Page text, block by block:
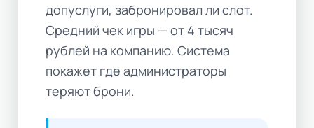
допуслуги, забронировал ли слот.
Средний чек игры — от 4 тысяч
рублей на компанию. Система
покажет где администраторы
теряют брони.